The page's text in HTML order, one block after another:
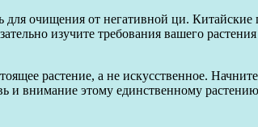
очищения от негативной ци.
изучите требования вашего
растение, а не искусственное.
внимание этому единственному